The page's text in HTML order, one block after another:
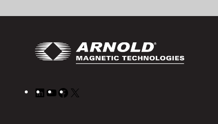
LinkedIn
YouTube
Facebook